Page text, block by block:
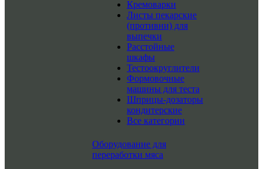
Кремоварки
Листы пекарские
(противни) для
выпечки
Расстойные
шкафы
Тестоокруглители
Формовочные
машины для теста
Шприцы-дозаторы
кондитерские
Все категории
Оборудование для
переработки мяса